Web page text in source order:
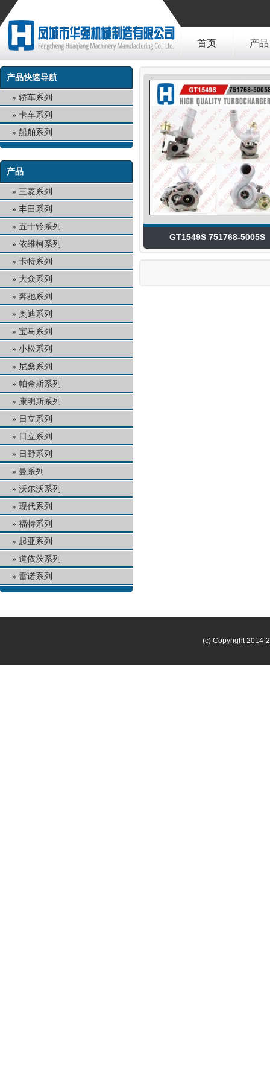
首页 产品
产品快速导航
轿车系列
卡车系列
船舶系列
产品
三菱系列
丰田系列
五十铃系列
依维柯系列
卡特系列
大众系列
奔驰系列
奥迪系列
宝马系列
小松系列
尼桑系列
帕金斯系列
康明斯系列
日立系列
日立系列
日野系列
曼系列
沃尔沃系列
现代系列
福特系列
起亚系列
道依茨系列
雷诺系列
GT1549S 751768-5005S
(c) Copyright 2014-